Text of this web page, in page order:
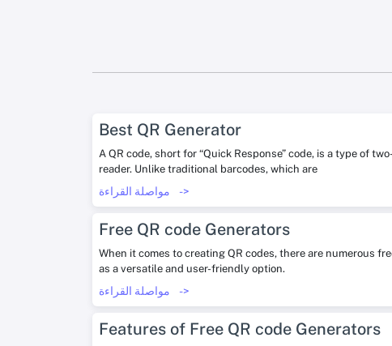
Best QR Generator
A QR code, short for “Quick Response” code, is a type of
reader. Unlike traditional barcodes, which are
->
Free QR code Generators
When it comes to creating QR codes, there are numerous
as a versatile and user-friendly option.
->
Features of Free QR code Generators